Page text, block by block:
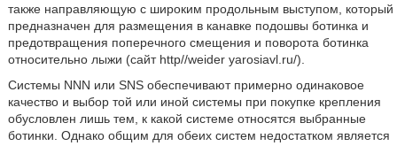
также направляющую с широким продольным выступом, который
предназначен для размещения в канавке подошвы ботинка и
предотвращения поперечного смещения и поворота ботинка
относительно лыжи (сайт http//weider yarosiavl.ru/).
Системы NNN или SNS обеспечивают примерно одинаковое
качество и выбор той или иной системы при покупке крепления
обусловлен лишь тем, к какой системе относятся выбранные
ботинки. Однако общим для обеих систем недостатком является